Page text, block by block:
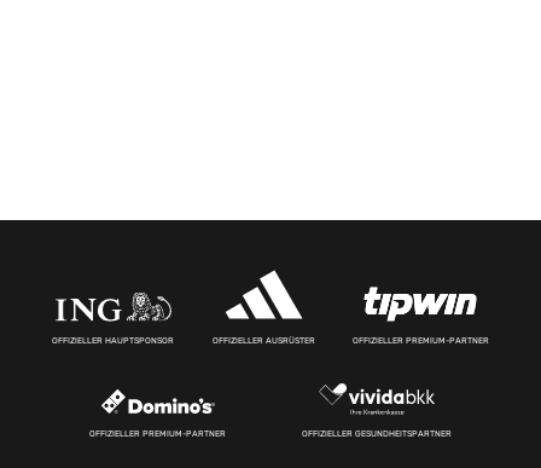
OFFIZIELLER HAUPTSPONSOR OFFIZIELLER AUSRÜSTER OFFIZIELLER PREMIUM-PARTNER
OFFIZIELLER PREMIUM-PARTNER OFFIZIELLER GESUNDHEITSPARTNER